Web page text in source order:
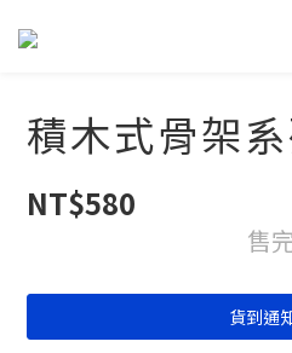
積木式骨架
NT$580
售
貨到通